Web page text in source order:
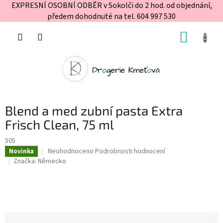
EXPRESNÍ OSOBNÍ ODBĚR v Sokolči do 2 hod. od objednání,
předem dohodnuté na tel. 604 997 530
Blend a med zubní pasta Extra
Frisch Clean, 75 ml
505
Novinka
Průměrné
hodnocení
Neohodnoceno Podrobnosti hodnocení
Značka: Německo